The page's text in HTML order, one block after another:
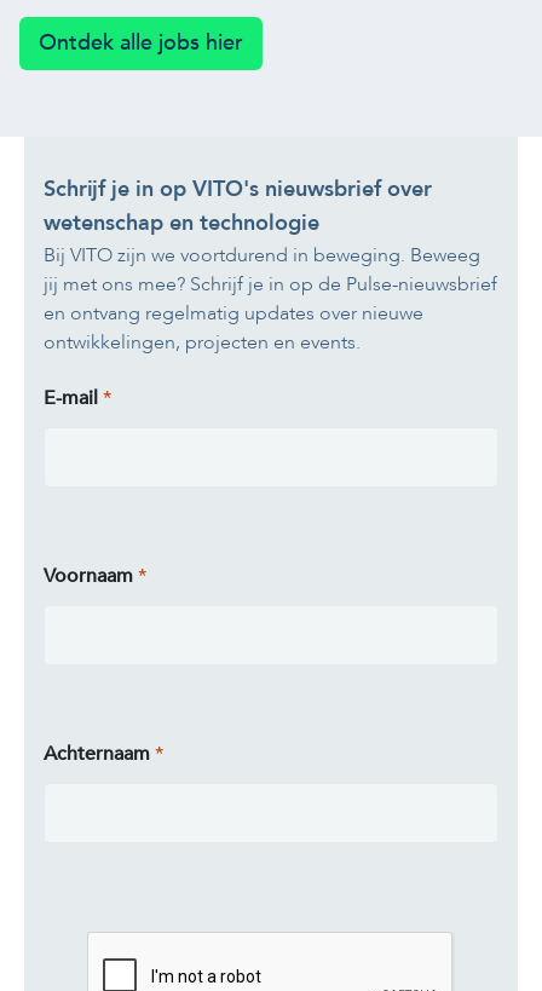
Ontdek alle jobs hier
Schrijf je in op VITO's nieuwsbrief over
wetenschap en technologie
Bij VITO zijn we voortdurend in beweging. Beweeg
jij met ons mee? Schrijf je in op de Pulse-nieuwsbrief
en ontvang regelmatig updates over nieuwe
ontwikkelingen, projecten en events.
E-mail
Voornaam
Achternaam